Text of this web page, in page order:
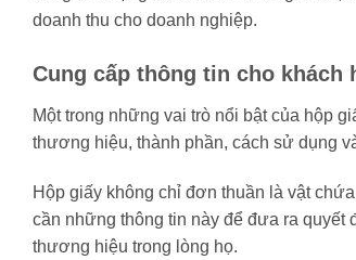
doanh thu cho doanh nghiệp.
Cung cấp thông tin cho khách
Một trong những vai trò nổi bật của hộp
thương hiệu, thành phần, cách sử dụng
Hộp giấy không chỉ đơn thuần là vật
cần những thông tin này để đưa ra quyết
thương hiệu trong lòng họ.